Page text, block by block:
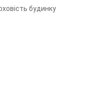
будинку